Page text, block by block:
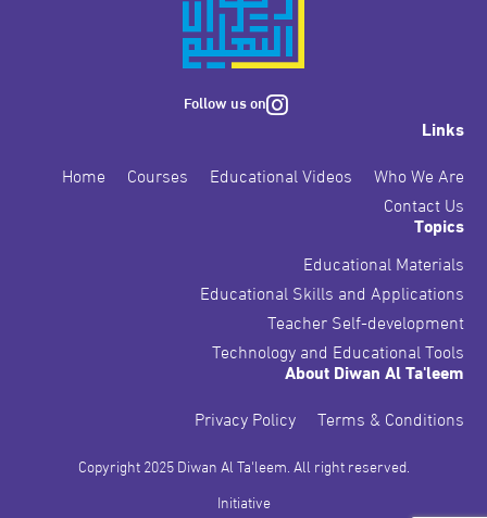
Follow us on
About Diwan Al Ta'leem
Privacy Policy
Terms & Conditions
Topics
Educational Materials
Educational Skills and Applications
Teacher Self-development
Technology and Educational Tools
Links
Home
Courses Educational Videos
Who We Are
Contact Us
Copyright 2025 Diwan Al Ta'leem. All right reserved.
Initiative